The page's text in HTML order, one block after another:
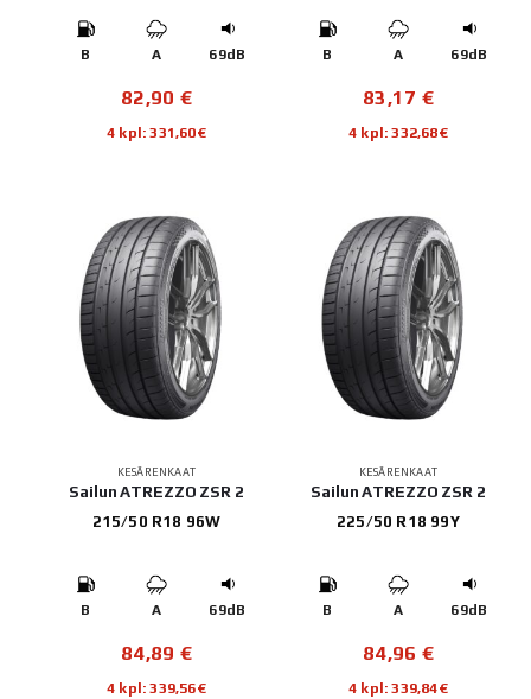
B A 69dB
82,90 €
4 kpl: 331,60€
B A 69dB
83,17 €
4 kpl: 332,68€
KESÄRENKAAT
Sailun ATREZZO ZSR 2
215/50 R18 96W
B A 69dB
84,89 €
4 kpl: 339,56€
KESÄRENKAAT
Sailun ATREZZO ZSR 2
225/50 R18 99Y
B A 69dB
84,96 €
4 kpl: 339,84€